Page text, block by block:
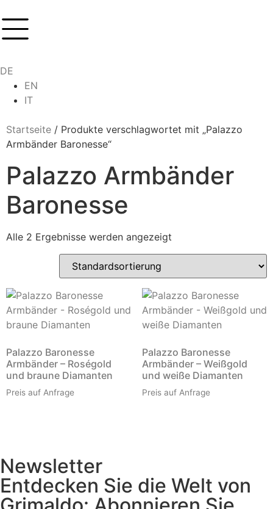
DE
EN
IT
Startseite / Produkte verschlagwortet mit „Palazzo
Armbänder Baronesse“
Palazzo Armbänder
Baronesse
Alle 2 Ergebnisse werden angezeigt
Palazzo Baronesse
Armbänder – Roségold
und braune Diamanten
Preis auf Anfrage
Palazzo Baronesse
Armbänder – Weißgold
und weiße Diamanten
Preis auf Anfrage
Newsletter
Entdecken Sie die Welt von